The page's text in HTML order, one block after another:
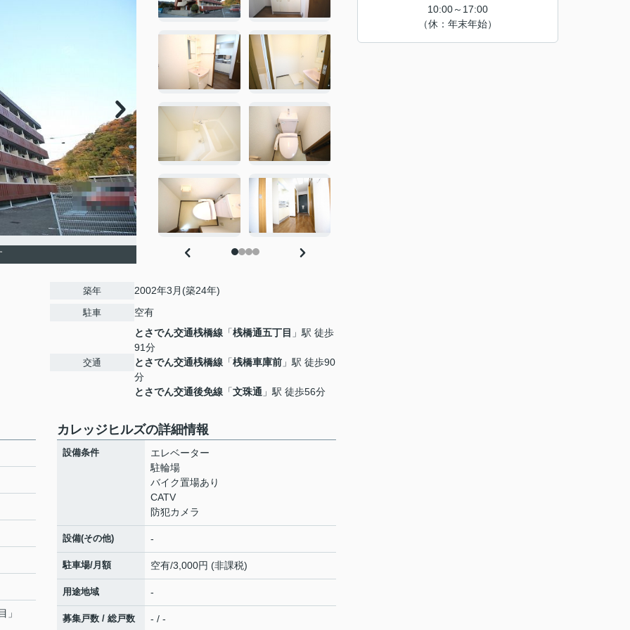
築年 2002年3月(築24年)
駐車 空有
交通
とさでん交通桟橋線 「桟橋通五丁目 」駅 徒歩
91分
とさでん交通桟橋線 「桟橋車庫前 」駅 徒歩90
分
とさでん交通後免線 「文珠通 」駅 徒歩56分
」
カレッジヒルズの詳細情報
設備条件
エレベーター
駐輪場
バイク置場あり
CATV
防犯カメラ
設備(その他) -
駐車場/月額 空有/3,000円 (非課税)
用途地域 -
募集戸数 / 総戸数 - / -
10:00～17:00
（休：年末年始）